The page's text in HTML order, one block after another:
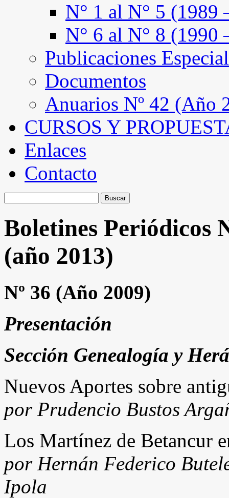
N° 1 al N° 5 (1989
N° 6 al N° 8 (1990
Publicaciones
Documentos
Anuarios Nº 42 (Año
CURSOS Y
Enlaces
Contacto
Boletines Periódicos
(año 2013)
Nº 36 (Año 2009)
Presentación
Sección Genealogía y
Nuevos Aportes sobre
por Prudencio Bustos
Los Martínez de Betancur
por Hernán Federico
Ipola